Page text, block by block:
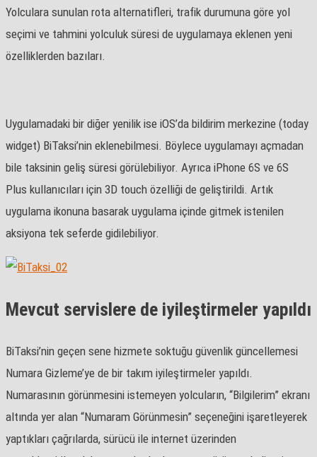
Yolculara sunulan rota alternatifleri, trafik durumuna göre yol
seçimi ve tahmini yolculuk süresi de uygulamaya eklenen yeni
özelliklerden bazıları.
Uygulamadaki bir diğer yenilik ise iOS’da bildirim merkezine (today
widget) BiTaksi’nin eklenebilmesi. Böylece uygulamayı açmadan
bile taksinin geliş süresi görülebiliyor. Ayrıca iPhone 6S ve 6S
Plus kullanıcıları için 3D touch özelliği de geliştirildi. Artık
uygulama ikonuna basarak uygulama içinde gitmek istenilen
aksiyona tek seferde gidilebiliyor.
Mevcut servislere de iyileştirmeler yapıldı
BiTaksi’nin geçen sene hizmete soktuğu güvenlik güncellemesi
Numara Gizleme’ye de bir takım iyileştirmeler yapıldı.
Numarasının görünmesini istemeyen yolcuların, “Bilgilerim” ekranı
altında yer alan “Numaram Görünmesin” seçeneğini işaretleyerek
yaptıkları çağrılarda, sürücü ile internet üzerinden